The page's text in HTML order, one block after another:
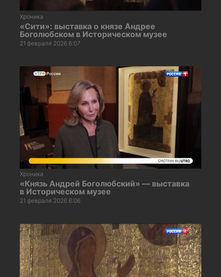
Хроника
«Сити»: выставка о князе Андрее
Боголюбском в Историческом музее
21 февраля 2026 6:07
Хроника
«Князь Андрей Боголюбский» — выставка
в Историческом музее
21 февраля 2026 6:06